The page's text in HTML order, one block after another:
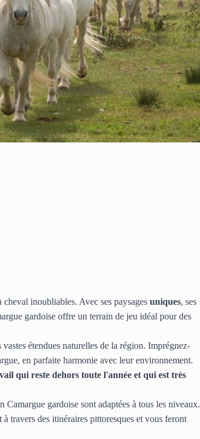
cheval inoubliables. Avec ses paysages uniques, ses
gardoise offre un terrain de jeu idéal pour des
étendues naturelles de la région. Imprégnez-
en parfaite harmonie avec leur environnement.
qui reste dehors toute l'année et qui est très
gardoise sont adaptées à tous les niveaux.
travers des itinéraires pittoresques et vous feront